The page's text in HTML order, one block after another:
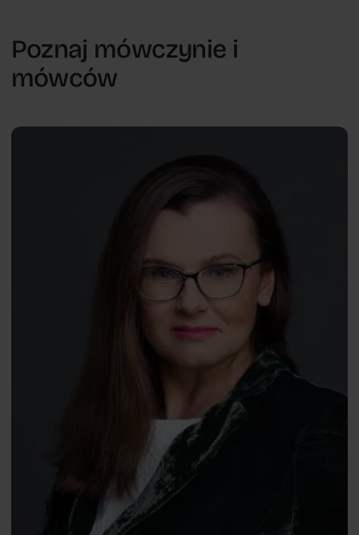
Poznaj mówczynie i
mówców
Nowe wyzwania psychologii
Aleksandra